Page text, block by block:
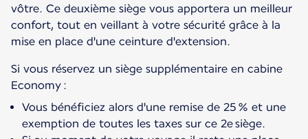
vôtre. Ce deuxième siège vous apportera un meilleur
confort, tout en veillant à votre sécurité grâce à la
mise en place d'une ceinture d'extension.
Si vous réservez un siège supplémentaire en cabine
Economy :
Vous bénéficiez alors d'une remise de 25 % et une
exemption de toutes les taxes sur ce 2e siège.